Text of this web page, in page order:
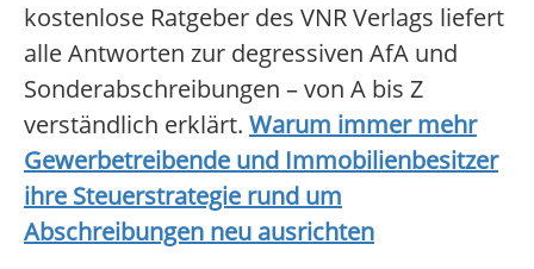
kostenlose Ratgeber des VNR Verlags liefert
alle Antworten zur degressiven AfA und
Sonderabschreibungen – von A bis Z
verständlich erklärt. Warum immer mehr
Gewerbetreibende und Immobilienbesitzer
ihre Steuerstrategie rund um
Abschreibungen neu ausrichten